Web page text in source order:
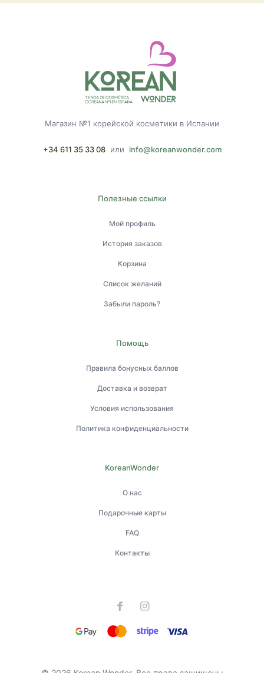
Магазин №1 корейской косметики в Испании
+34 611 35 33 08 или info@koreanwonder.com
Полезные ссылки
Мой профиль
История заказов
Корзина
Список желаний
Забыли пароль?
Помощь
Правила бонусных баллов
Доставка и возврат
Условия использования
Политика конфиденциальности
KoreanWonder
О нас
Подарочные карты
FAQ
Контакты